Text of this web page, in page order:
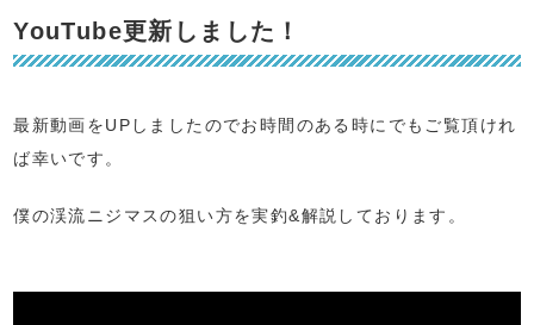
YouTube更新しました！
最新動画をUPしましたのでお時間のある時にでもご覧頂けれ
ば幸いです。
僕の渓流ニジマスの狙い方を実釣&解説しております。